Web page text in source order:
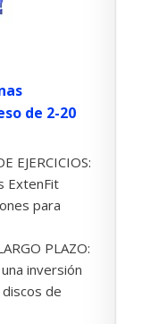
de 2-20
EJERCICIOS:
ExtenFit
para
PLAZO:
inversión
de